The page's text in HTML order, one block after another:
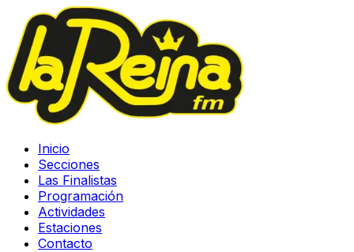
Inicio
Secciones
Las Finalistas
Programación
Actividades
Estaciones
Contacto